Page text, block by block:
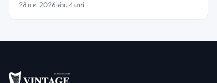
28 ก.ค. 2026 อ่าน 4 นาที